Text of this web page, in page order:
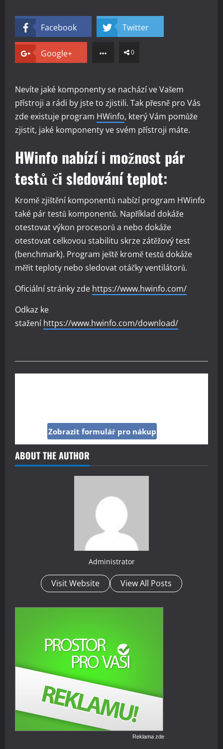
Facebook Twitter
Google+ 0
Nevíte jaké komponenty se nachází ve Vašem
přístroji a rádi by jste to zjistili. Tak přesně pro Vás
zde existuje program HWinfo, který Vám pomůže
zjistit, jaké komponenty ve svém přístroji máte.
HWinfo nabízí i možnost pár
testů či sledování teplot:
Kromě zjištění komponentů nabízí program HWinfo
také pár testů komponentů. Například dokáže
otestovat výkon procesorů a nebo dokáže
otestovat celkovou stabilitu skrze zátěžový test
(benchmark). Program ještě kromě testů dokáže
měřit teploty nebo sledovat otáčky ventilátorů.
Oficiální stránky zde https://www.hwinfo.com/
Odkaz ke
stažení https://www.hwinfo.com/download/
Zobrazit formulář pro nákup
ABOUT THE AUTHOR
Administrator
Visit Website View All Posts
Reklama zde